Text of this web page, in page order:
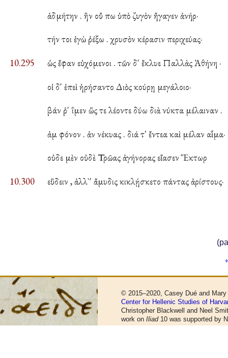
ἀδμήτην . ἣν οὔ πω ὑπὸ ζυγὸν ἤγαγεν ἀνήρ·
τήν τοι ἐγὼ ῥέξω . χρυσὸν κέρασιν περιχεύας·
10.295
ὡς ἔφαν εὐχόμενοι . τῶν δ' ἔκλυε Παλλὰς Ἀθήνη ·
οἱ δ' ἐπεὶ ἠρήσαντο Διὸς κούρῃ μεγάλοιο·
βάν ῥ' ΐμεν ὥς τε λέοντε δύω διὰ νύκτα μέλαιναν .
ἀμ φόνον . ἀν νέκυας . διά τ' ἔντεα καὶ μέλαν αἷμα·
οὐδε μὲν οὐδὲ Τρῶας ἀγήνορας εἴασεν Ἕκτωρ
10.300
εὕδειν , ἀλλ`' ἄμυδις κικλῄσκετο πάντας ἀρίστους·
© 2015–2020, Casey Dué and
Center for Hellenic Studies of
Christopher Blackwell and Neel
work on Iliad10 was supported by